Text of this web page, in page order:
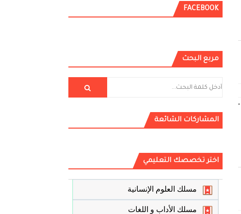
FACEBOOK
مربع البحث
المشاركات الشائعة
اختر تخصصك التعليمي
مسلك العلوم الإنسانية
مسلك الأداب و اللغات